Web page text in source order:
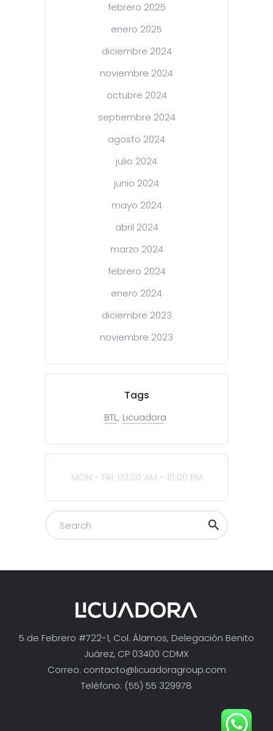
febrero 2025
enero 2025
diciembre 2024
noviembre 2024
octubre 2024
septiembre 2024
agosto 2024
julio 2024
junio 2024
mayo 2024
abril 2024
marzo 2024
febrero 2024
enero 2024
diciembre 2023
noviembre 2023
Tags
BTL Licuadora
MON - FRI: 09:00 AM - 10:00 PM
5 de Febrero #722-1, Col. Álamos, Delegación Benito
Juárez, CP 03400 CDMX
Correo: contacto@licuadoragroup.com
Teléfono: (55) 55 329978